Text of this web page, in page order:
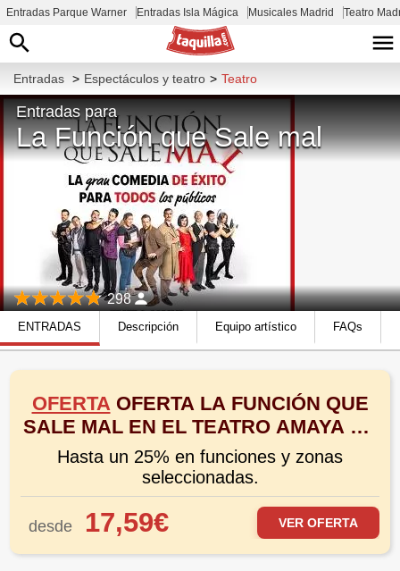
Entradas Parque Warner Entradas Isla Mágica Musicales Madrid Teatro
Entradas > Espectáculos y teatro > Teatro
Entradas para
La Función que Sale mal
298
ENTRADAS Descripción Equipo artístico FAQs
OFERTAOFERTA LA FUNCIÓN QUE
SALE MAL EN EL TEATRO AMAYA DE
MADRID
Hasta un 25% en funciones y zonas
seleccionadas.
desde 17,59€ VER OFERTA